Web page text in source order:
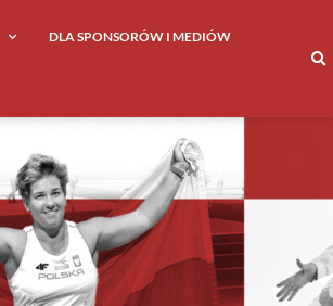
DLA SPONSORÓW I MEDIÓW